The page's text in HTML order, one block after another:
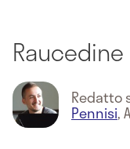
Raucedine
Redatto
Pennisi,